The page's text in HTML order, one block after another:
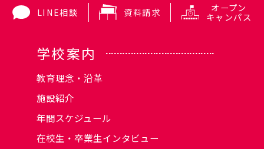
LINE相談 資料請求 オープン
キャンパス
学校案内
教育理念・沿革
施設紹介
年間スケジュール
在校生・卒業生インタビュー